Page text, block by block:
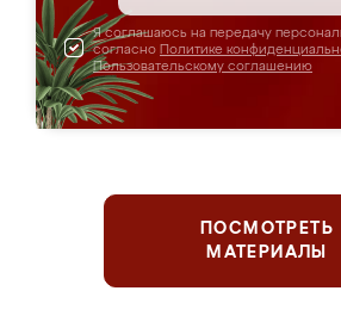
Я соглашаюсь на передачу
согласно Политике
Пользовательскому соглашению
ПОСМОТРЕТЬ
МАТЕРИАЛЫ